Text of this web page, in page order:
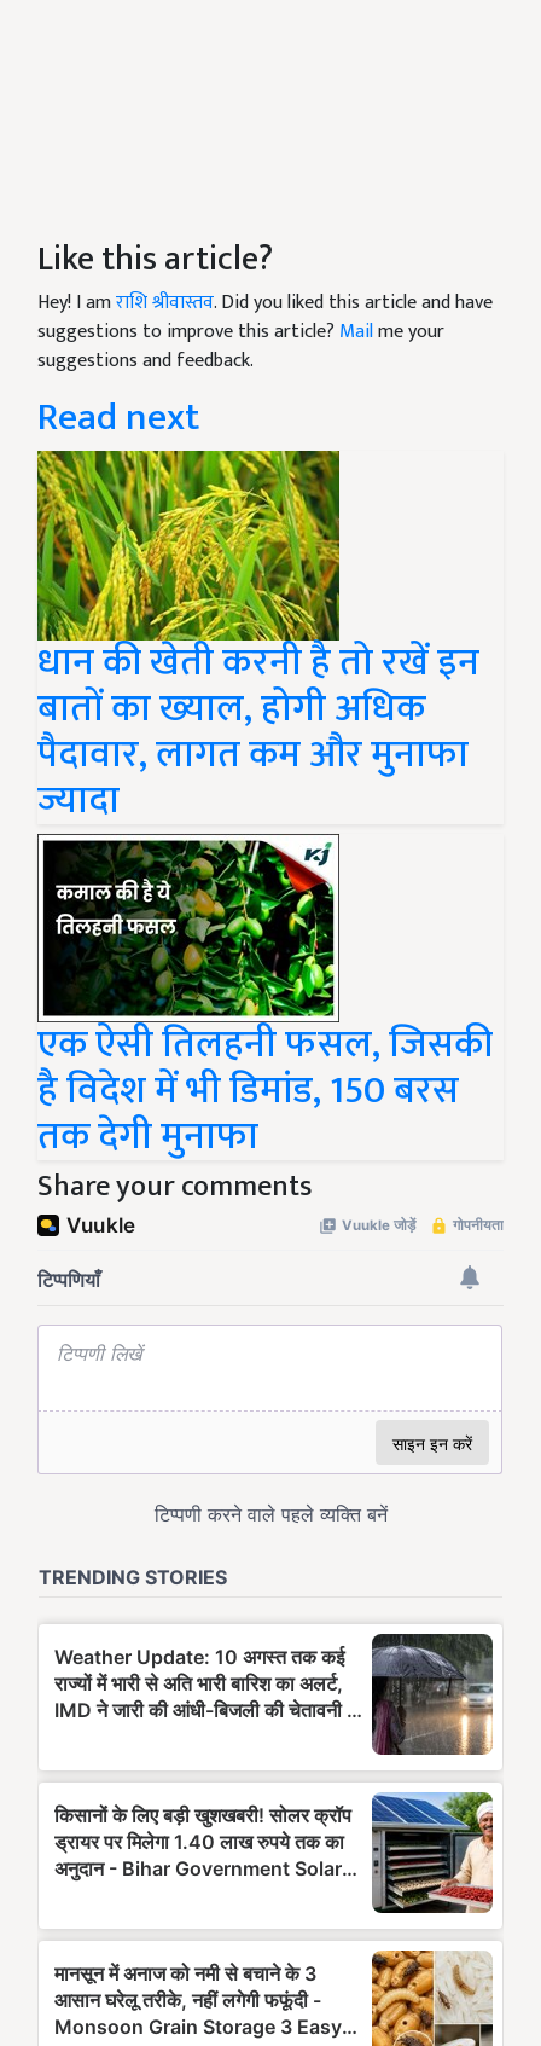
Like this article?
Hey! I amराशि श्रीवास्तव. Did you liked this article and have
suggestions to improve this article? Mailme your
suggestions and feedback.
Read next
धान की खेती करनी है तो रखें इन
बातों का ख्‍याल, होगी अधिक
पैदावार, लागत कम और मुनाफा
ज्यादा
एक ऐसी तिलहनी फसल, जिसकी
है विदेश में भी डिमांड, 150 बरस
तक देगी मुनाफा
Share your comments